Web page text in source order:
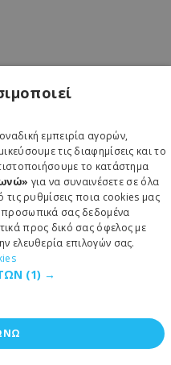
εμπειρία αγορών,
τις διαφημίσεις και το
το κατάστημα
για να συναινέσετε σε όλα
ρυθμίσεις ποια cookies μας
προσωπικά σας δεδομένα
προς δικό σας όφελος με
ελευθερία επιλογών σας.
(1) →